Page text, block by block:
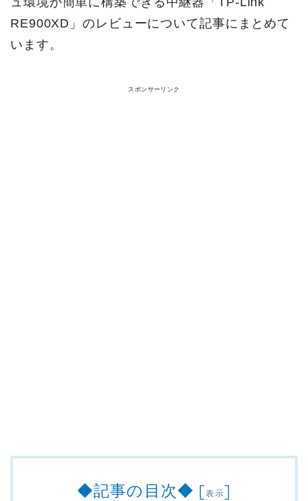
RE900XD」のレビューについて記事にまとめて
います。
スポンサーリンク
◆記事の目次◆ [表示]